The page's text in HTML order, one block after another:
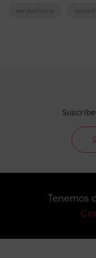
vendadirecta
Tenemos